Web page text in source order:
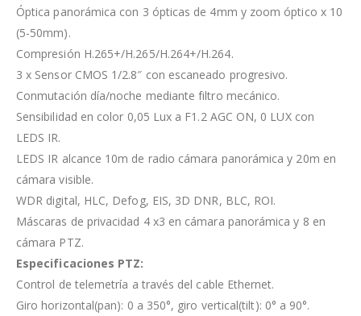
Óptica panorámica con 3 ópticas de 4mm y zoom óptico x 10
(5-50mm).
Compresión H.265+/H.265/H.264+/H.264.
3 x Sensor CMOS 1/2.8″ con escaneado progresivo.
Conmutación día/noche mediante filtro mecánico.
Sensibilidad en color 0,05 Lux a F1.2 AGC ON, 0 LUX con
LEDS IR.
LEDS IR alcance 10m de radio cámara panorámica y 20m en
cámara visible.
WDR digital, HLC, Defog, EIS, 3D DNR, BLC, ROI.
Máscaras de privacidad 4 x3 en cámara panorámica y 8 en
cámara PTZ.
Especificaciones PTZ:
Control de telemetría a través del cable Ethernet.
Giro horizontal(pan): 0 a 350°, giro vertical(tilt): 0° a 90°.